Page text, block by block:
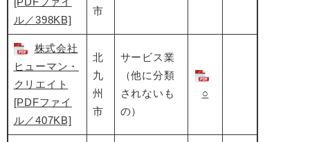
ル／398KB]
市
株式会社
ヒューマン・
クリエイト
[PDFファイ
ル／407KB]
北
九
州
市
サービス業
（他に分類
されないも
の）
○